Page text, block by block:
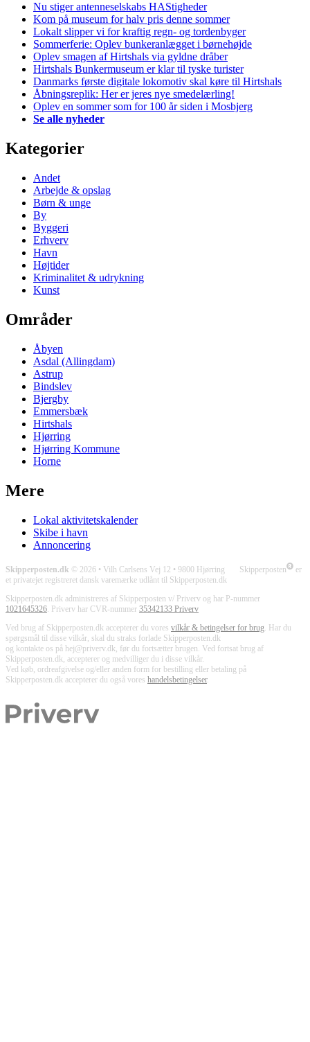
Nu stiger antenneselskabs HAStigheder
Kom på museum for halv pris denne sommer
Lokalt slipper vi for kraftig regn- og tordenbyger
Sommerferie: Oplev bunkeranlægget i børnehøjde
Oplev smagen af Hirtshals via gyldne dråber
Hirtshals Bunkermuseum er klar til tyske turister
Danmarks første digitale lokomotiv skal køre til Hirtshals
Åbningsreplik: Her er jeres nye smedelærling!
Oplev en sommer som for 100 år siden i Mosbjerg
Se alle nyheder
Kategorier
Andet
Arbejde & opslag
Børn & unge
By
Byggeri
Erhverv
Havn
Højtider
Kriminalitet & udrykning
Kunst
Områder
Åbyen
Asdal (Allingdam)
Astrup
Bindslev
Bjergby
Emmersbæk
Hirtshals
Hjørring
Hjørring Kommune
Horne
Mere
Lokal aktivitetskalender
Skibe i havn
Annoncering
Skipperposten.dk © 2026 • Vilh Carlsens Vej 12 • 9800 Hjørring Skipperposten
er
et privatejet registreret dansk varemærke udlånt til Skipperposten.dk
Skipperposten.dk administreres af Skipperposten v/ Priverv og har P-nummer
1021645326 . Priverv har CVR-nummer 35342133 Priverv
Ved brug af Skipperposten.dk accepterer du vores vilkår & betingelser for brug . Har du
spørgsmål til disse vilkår, skal du straks forlade Skipperposten.dk
og kontakte os på hej@priverv.dk, før du fortsætter brugen. Ved fortsat brug af
Skipperposten.dk, accepterer og medvilliger du i disse vilkår.
Ved køb, ordreafgivelse og/eller anden form for bestilling eller betaling på
Skipperposten.dk accepterer du også vores handelsbetingelser.